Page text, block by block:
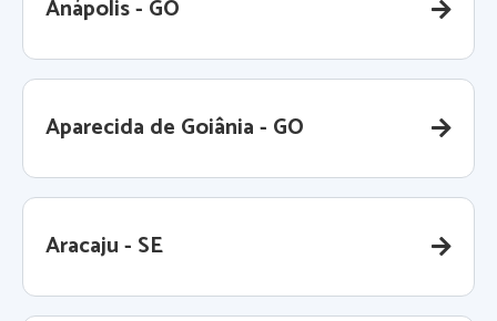
Anápolis - GO
Aparecida de Goiânia - GO
Aracaju - SE